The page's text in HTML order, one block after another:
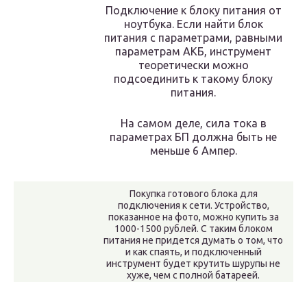
Подключение к блоку питания от
ноутбука. Если найти блок
питания с параметрами, равными
параметрам АКБ, инструмент
теоретически можно
подсоединить к такому блоку
питания.
На самом деле, сила тока в
параметрах БП должна быть не
меньше 6 Ампер.
Покупка готового блока для
подключения к сети. Устройство,
показанное на фото, можно купить за
1000-1500 рублей. С таким блоком
питания не придется думать о том, что
и как спаять, и подключенный
инструмент будет крутить шурупы не
хуже, чем с полной батареей.